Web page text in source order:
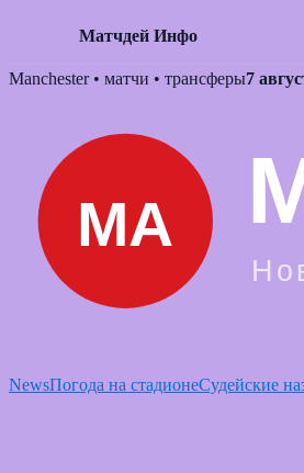
Матчдей Инфо
Skip
Manchester • матчи • трансферы7
NewsПогода на стадионеСудейские